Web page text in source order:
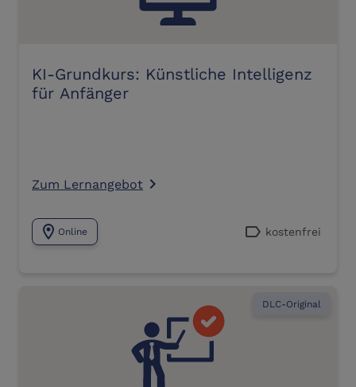
KI-Grundkurs: Künstliche Intelligenz
für Anfänger
Zum Lernangebot navigate_next
location_on Online label kostenfrei
DLC-Original